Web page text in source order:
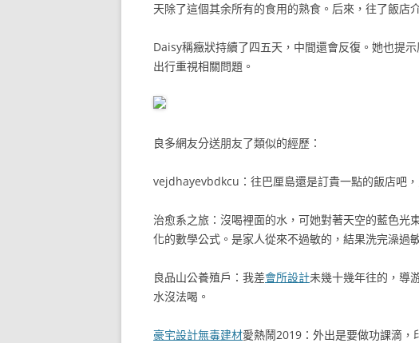
天除了這個其余所有的食用的熟食。后來，往了飯店
Daisy稱癥狀持續了四五天，中間還會反復。她也提
出行重視相關問題。
良多網友分送朋友了類似的經歷：
vejdhayevbdkcu：往巴厘島還是訂貴一點的飯店吧
治愈系之旅：沒喝裡面的水，可她對著天空的藍色光
化的數學公式。是家人從來不過敏的，結果洗完澡過
良品山公養殖戶：我差會所設計未幾十幾年往的，導
水沒法喝。
豪宅設計無毒建材愛熱鬧2019：外出是要做功課滴，